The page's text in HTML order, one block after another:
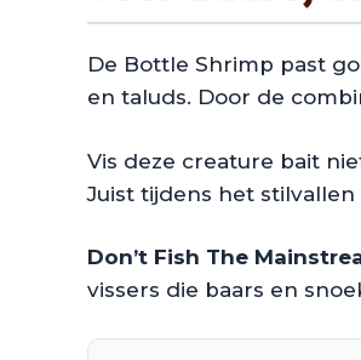
De Bottle Shrimp past
en taluds. Door de
Vis deze creature bait
Juist tijdens het
Don’t Fish The
vissers die baars en